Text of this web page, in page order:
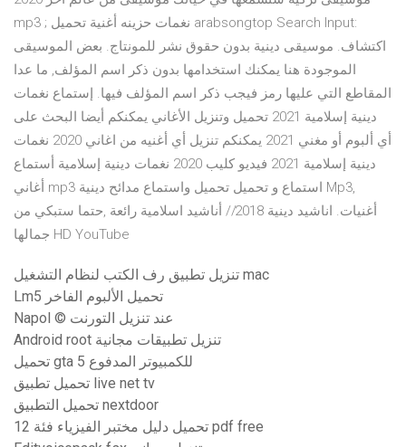
mp3 ; نغمات حزينه أغنية تحميل arabsongtop Search Input:
اكتشاف. موسيقى دينية بدون حقوق نشر للمونتاج. بعض الموسيقى
الموجودة هنا يمكنك استخدامها بدون ذكر اسم المؤلف, ما عدا
المقاطع التي عليها رمز فيجب ذكر اسم المؤلف فيها. إستماع نغمات
دينية إسلامية 2021 تحميل وتنزيل الأغاني يمكنكم أيضا البحث على
أي ألبوم أو مغني 2021 يمكنكم تنزيل أي أغنيه من اغاني 2020 نغمات
دينية إسلامية 2021 فيديو كليب 2020 نغمات دينية إسلامية أستماع
أغاني mp3 استماع و تحميل تحميل واستماع مدائح دينية Mp3,
أغنيات. اناشيد دينية 2018// أناشيد اسلامية رائعة ,حتما ستبكي من
جمالها HD YouTube
تنزيل تطبيق رف الكتب لنظام التشغيل mac
Lm5 تحميل الألبوم الفاخر
Napol © عند تنزيل التورنت
Android root تنزيل تطبيقات مجانية
تحميل gta 5 للكمبيوتر المدفوع
تحميل تطبيق live net tv
تحميل التطبيق nextdoor
تحميل دليل مختبر الفيزياء فئة 12 pdf free